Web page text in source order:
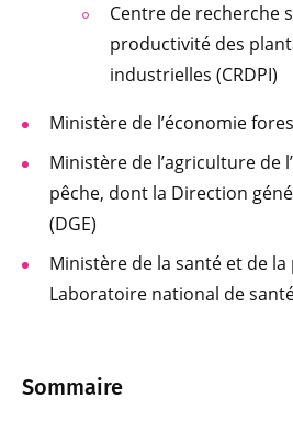
Sommaire
Centre de recherche
productivité des
industrielles (CRDPI)
Ministère de l’économie
Ministère de l’agriculture de
pêche, dont la Direction
(DGE)
Ministère de la santé et de
Laboratoire national de